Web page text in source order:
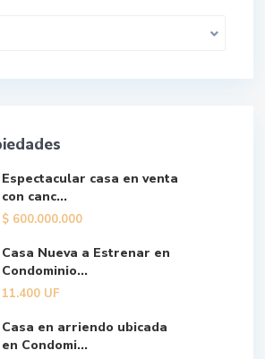
Espectacular casa en venta
con canc...
$ 600.000.000
Casa Nueva a Estrenar en
Condominio...
11.400 UF
Casa en arriendo ubicada
en Condomi...